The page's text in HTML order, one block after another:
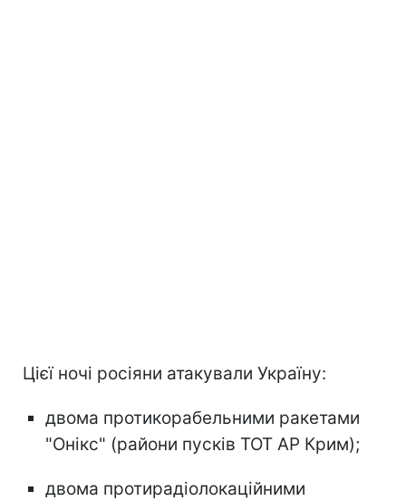
Цієї ночі росіяни атакували Україну:
двома протикорабельними ракетами
"Онікс" (райони пусків ТОТ АР Крим);
двома протирадіолокаційними